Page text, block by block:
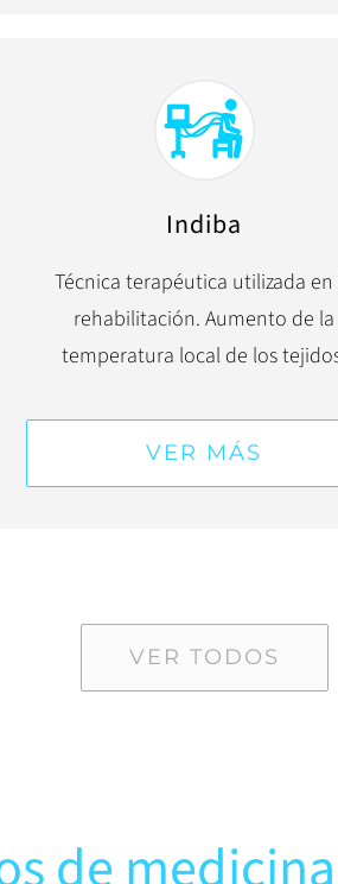
Indiba
Técnica terapéutica utilizada en
rehabilitación. Aumento de la
temperatura local de los
VER MÁS
VER TODOS